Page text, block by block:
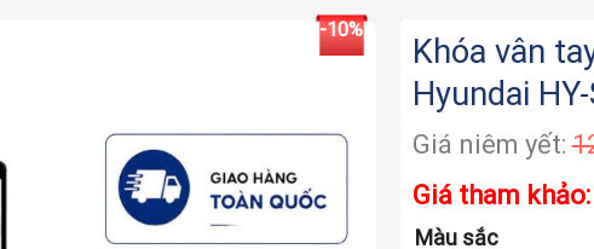
-10%
Khóa vân
Hyundai
Màu sắc